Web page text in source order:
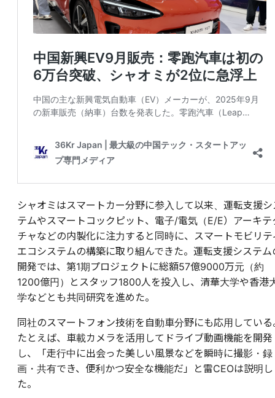
シャオミはスマートカー分野に参入して以来、運転支援シ
テムやスマートコックピット、電子/電気（E/E）アーキテ
チャなどの内製化に注力すると同時に、スマートモビリテ
エコシステムの構築に取り組んできた。運転支援システム
開発では、第1期プロジェクトに総額57億9000万元（約
1200億円）とスタッフ1800人を投入し、清華大学や香港
学などとも共同研究を進めた。
同社のスマートフォン技術を自動車分野にも応用している
たとえば、車載カメラを活用してドライブ動画機能を開発
し、「走行中に出会った美しい風景などを瞬時に撮影・録
画・共有でき、便利かつ安全な機能だ」と雷CEOは説明し
た。